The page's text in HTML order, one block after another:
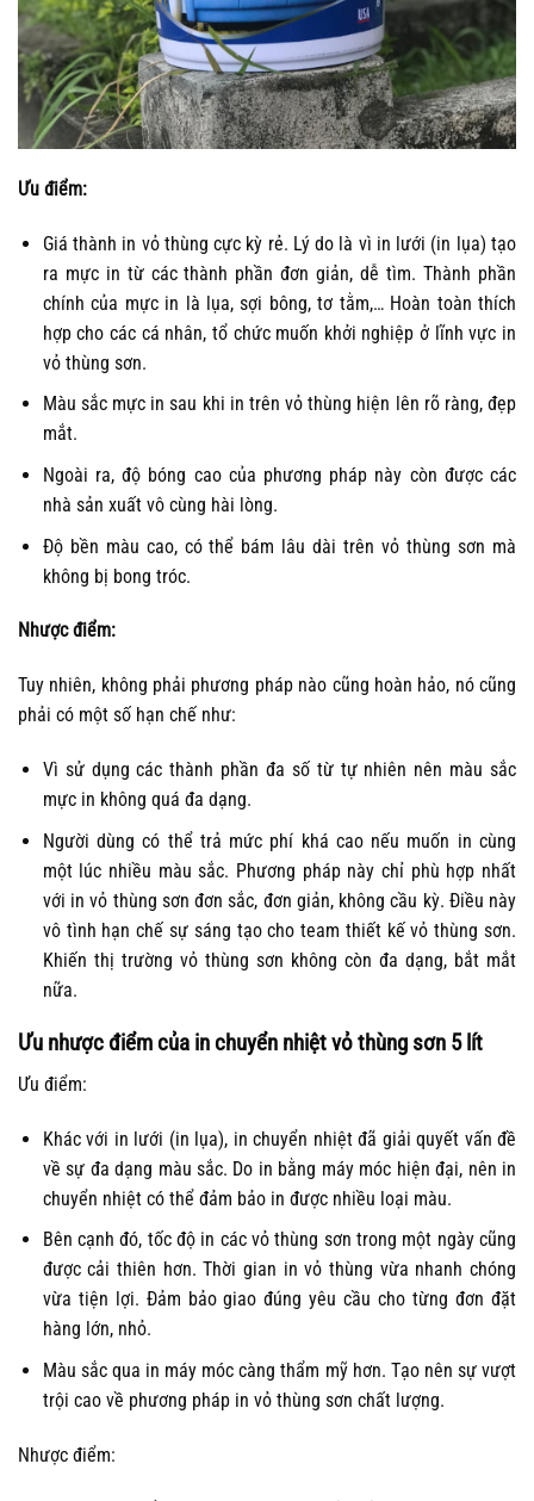
Ưu điểm:
Giá thành in vỏ thùng cực kỳ rẻ. Lý do là vì in lưới (in lụa) tạo
ra mực in từ các thành phần đơn giản, dễ tìm. Thành phần
chính của mực in là lụa, sợi bông, tơ tằm,… Hoàn toàn thích
hợp cho các cá nhân, tổ chức muốn khởi nghiệp ở lĩnh vực in
vỏ thùng sơn.
Màu sắc mực in sau khi in trên vỏ thùng hiện lên rõ ràng, đẹp
mắt.
Ngoài ra, độ bóng cao của phương pháp này còn được các
nhà sản xuất vô cùng hài lòng.
Độ bền màu cao, có thể bám lâu dài trên vỏ thùng sơn mà
không bị bong tróc.
Nhược điểm:
Tuy nhiên, không phải phương pháp nào cũng hoàn hảo, nó cũng
phải có một số hạn chế như:
Vì sử dụng các thành phần đa số từ tự nhiên nên màu sắc
mực in không quá đa dạng.
Người dùng có thể trả mức phí khá cao nếu muốn in cùng
một lúc nhiều màu sắc. Phương pháp này chỉ phù hợp nhất
với in vỏ thùng sơn đơn sắc, đơn giản, không cầu kỳ. Điều này
vô tình hạn chế sự sáng tạo cho team thiết kế vỏ thùng sơn.
Khiến thị trường vỏ thùng sơn không còn đa dạng, bắt mắt
nữa.
Ưu nhược điểm của in chuyển nhiệt vỏ thùng sơn 5 lít
Ưu điểm:
Khác với in lưới (in lụa), in chuyển nhiệt đã giải quyết vấn đề
về sự đa dạng màu sắc. Do in bằng máy móc hiện đại, nên in
chuyển nhiệt có thể đảm bảo in được nhiều loại màu.
Bên cạnh đó, tốc độ in các vỏ thùng sơn trong một ngày cũng
được cải thiên hơn. Thời gian in vỏ thùng vừa nhanh chóng
vừa tiện lợi. Đảm bảo giao đúng yêu cầu cho từng đơn đặt
hàng lớn, nhỏ.
Màu sắc qua in máy móc càng thẩm mỹ hơn. Tạo nên sự vượt
trội cao về phương pháp in vỏ thùng sơn chất lượng.
Nhược điểm: